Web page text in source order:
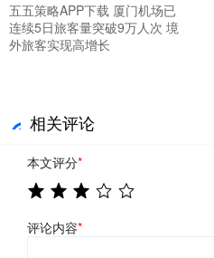
五五策略APP下载 厦门机场已
连续5日旅客量突破9万人次 境
外旅客实现高增长
相关评论
本文评分*
评论内容*